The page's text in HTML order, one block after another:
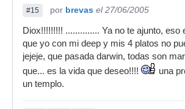
#15 por brevas el 27/06/2005
Diox!!!!!!!!! .............. Ya no te ajunto, eso
que yo con mi deep y mis 4 platos no
jejeje, que pasada darwin, todas son
que... es la vida que deseo!!!!
una
un templo.